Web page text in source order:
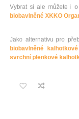
Vybrat si ale můžete i
biobavlněné XKKO
Jako alternativu pro
biobavlněné
svrchní plenkové